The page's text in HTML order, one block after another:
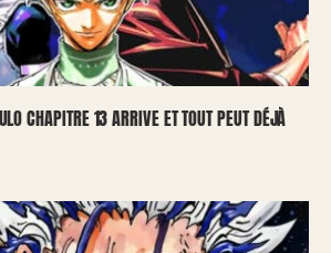
CHAPITRE 13 ARRIVE ET TOUT PEUT DÉJÀ